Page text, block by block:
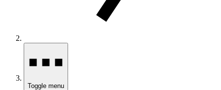
Toggle menu